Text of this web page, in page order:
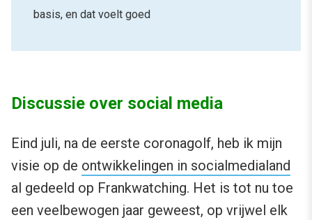
basis, en dat voelt goed
Discussie over social media
Eind juli, na de eerste coronagolf, heb ik mijn
visie op de ontwikkelingen in socialmedialand
al gedeeld op Frankwatching. Het is tot nu toe
een veelbewogen jaar geweest, op vrijwel elk